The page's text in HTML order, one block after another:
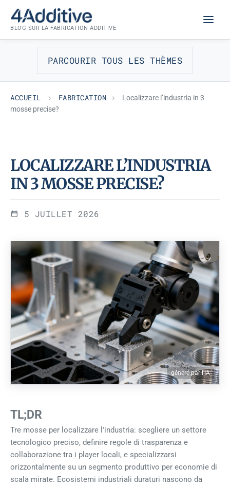
contenu
BLOG SUR LA FABRICATION ADDITIVE
PARCOURIR TOUS LES THÈMES
ACCUEIL FABRICATION
Localizzare l’industria in 3
mosse precise?
FABRICATION
LOCALIZZARE L’INDUSTRIA
IN 3 MOSSE PRECISE?
5 JUILLET 2026
généré par l'IA
TL;DR
Tre mosse per localizzare l'industria: scegliere un settore
tecnologico preciso, definire regole di trasparenza e
collaborazione tra i player locali, e specializzarsi
orizzontalmente su un segmento produttivo per economie di
scala mirate. Ecosistemi industriali duraturi nascono da